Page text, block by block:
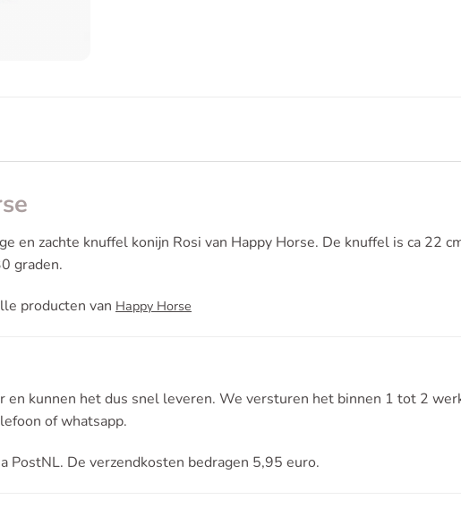
zachte knuffel konijn Rosi van Happy Horse. De knuffel is ca 22
graden.
producten van Happy Horse
kunnen het dus snel leveren. We versturen het binnen 1 tot 2
of whatsapp.
De verzendkosten bedragen 5,95 euro.